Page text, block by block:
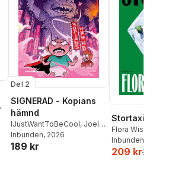
Del 2
SIGNERAD - Kopians
hämnd
IJustWantToBeCool, Joel
Adolphson,Emil Ejdemo
Beer ,Victor Beer
Inbunden, 2026
189 kr
Stortaxi
Flora Wiström
Inbunden
209 kr259 kr